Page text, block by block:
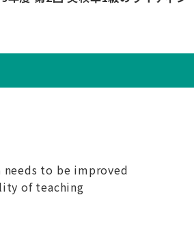
needs to be improved
of teaching